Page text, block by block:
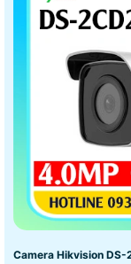
Camera Hikvision